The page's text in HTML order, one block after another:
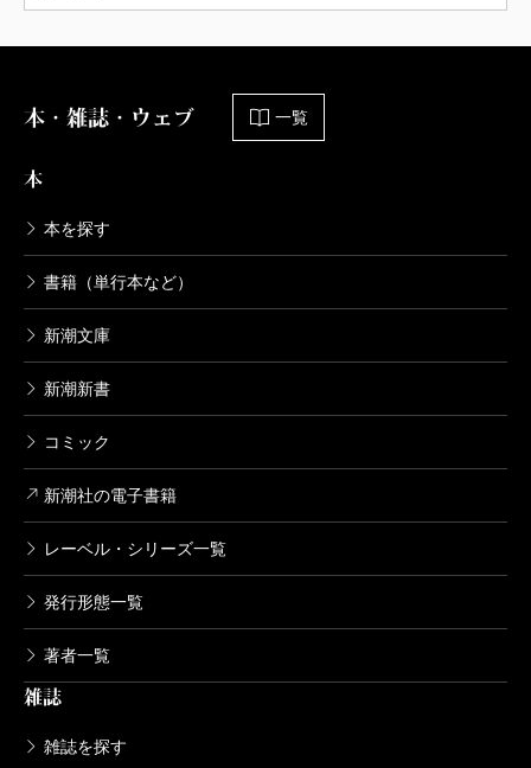
本・雑誌・ウェブ 一覧
本
本を探す
書籍（単行本など）
新潮文庫
新潮新書
コミック
新潮社の電子書籍
レーベル・シリーズ一覧
発行形態一覧
著者一覧
雑誌
雑誌を探す